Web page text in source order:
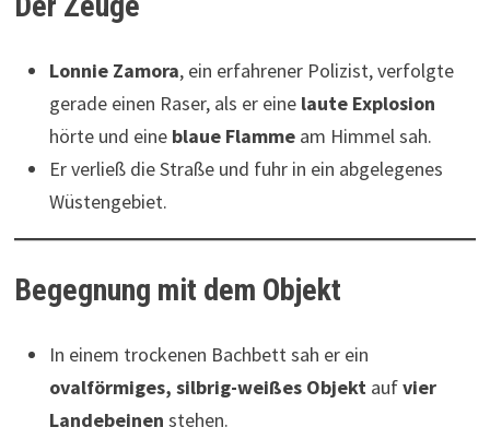
Lonnie Zamora, ein erfahrener Polizist, verfolgte
gerade einen Raser, als er eine laute Explosion
hörte und eine blaue Flamme am Himmel sah.
Er verließ die Straße und fuhr in ein abgelegenes
Wüstengebiet.
Begegnung mit dem Objekt
In einem trockenen Bachbett sah er ein
ovalförmiges, silbrig-weißes Objekt aufvier
Landebeinen stehen.